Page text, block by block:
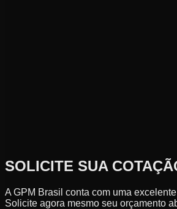
SOLICITE SUA
A GPM Brasil conta com uma
Solicite agora mesmo seu orçamento